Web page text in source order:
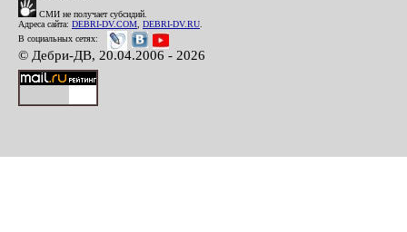
СМИ не получает субсидий.
Адреса сайта: DEBRI-DV.COM DEBRI-DV.RU
В социальных сетях:
© Дебри-ДВ, 20.04.2006 - 2026